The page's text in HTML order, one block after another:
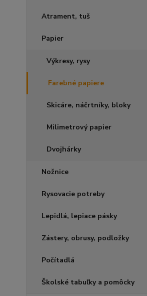
Atrament, tuš
Papier
Výkresy, rysy
Farebné papiere
Skicáre, náčrtníky, bloky
Milimetrový papier
Dvojhárky
Nožnice
Rysovacie potreby
Lepidlá, lepiace pásky
Zástery, obrusy, podložky
Počítadlá
Školské tabuľky a pomôcky